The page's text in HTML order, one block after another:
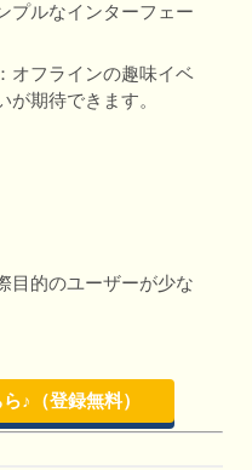
プルなインターフェー
：オフラインの趣味イベ
が期待できます。
目的のユーザーが少な
♪（登録無料）